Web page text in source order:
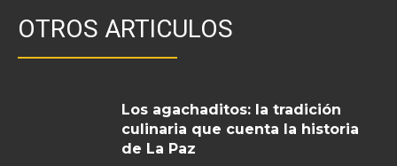
OTROS ARTICULOS
Los agachaditos: la tradición
culinaria que cuenta la historia
de La Paz